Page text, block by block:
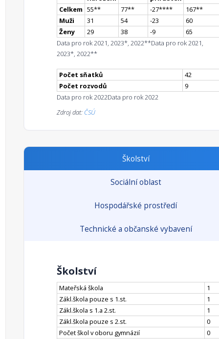
Celkem 55** 77** -27**** 167**
Muži
31 54 -23
60
Ženy
29 38 -9
65
Data pro rok 2021, 2023*, 2022**Data pro rok 2021,
2023*, 2022**
Počet sňatků
42
Počet rozvodů
9
Data pro rok 2022Data pro rok 2022
Zdroj dat: ČSÚ
Školství
Sociální oblast
Hospodářské prostředí
Technické a občanské vybavení
Školství
Mateřská škola
1
Zákl.škola pouze s 1.st.
1
Zákl.škola s 1.a 2.st.
1
Zákl.škola pouze s 2.st.
0
Počet škol v oboru gymnázií
0